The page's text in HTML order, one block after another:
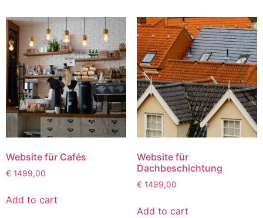
Website für Cafés
€ 1499,00
Add to cart
Website für
Dachbeschichtung
€ 1499,00
Add to cart